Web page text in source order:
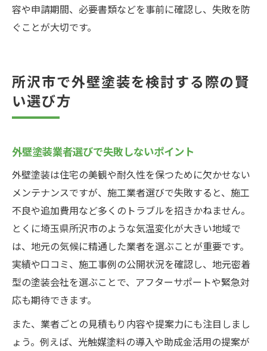
容や申請期間、必要書類などを事前に確認し、失敗を防
ぐことが大切です。
所沢市で外壁塗装を検討する際の賢
い選び方
外壁塗装業者選びで失敗しないポイント
外壁塗装は住宅の美観や耐久性を保つために欠かせない
メンテナンスですが、施工業者選びで失敗すると、施工
不良や追加費用など多くのトラブルを招きかねません。
とくに埼玉県所沢市のような気温変化が大きい地域で
は、地元の気候に精通した業者を選ぶことが重要です。
実績や口コミ、施工事例の公開状況を確認し、地元密着
型の塗装会社を選ぶことで、アフターサポートや緊急対
応も期待できます。
また、業者ごとの見積もり内容や提案力にも注目しまし
ょう。例えば、光触媒塗料の導入や助成金活用の提案が